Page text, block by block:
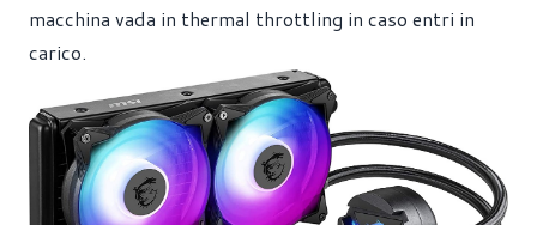
macchina vada in thermal throttling in caso entri in
carico.